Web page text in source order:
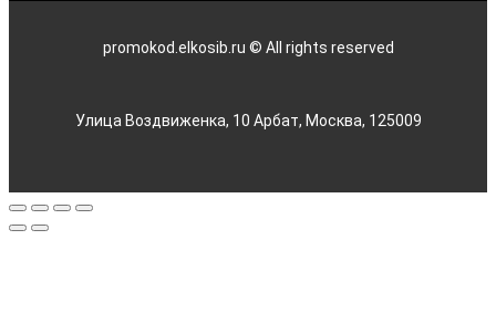
promokod.elkosib.ru © All rights reserved
Улица Воздвиженка, 10 Арбат, Москва, 125009